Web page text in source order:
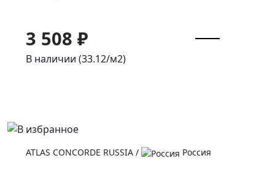
3 508 ₽
В наличии (33.12/м2)
ATLAS CONCORDE RUSSIA / Россия